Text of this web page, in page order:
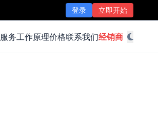
登录 立即开始
服务工作原理价格联系我们经销商